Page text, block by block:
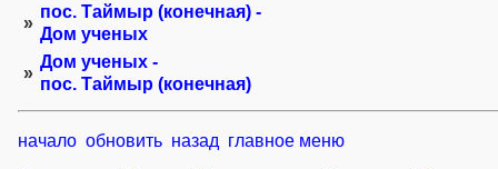
»
пос. Таймыр (конечная) -
Дом ученых
»
Дом ученых -
пос. Таймыр (конечная)
начало обновить назад главное меню